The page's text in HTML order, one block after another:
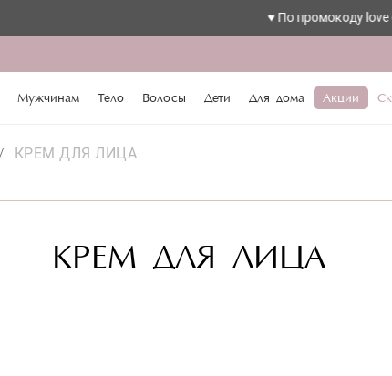
♥️ По промокоду love скидка
Мужчинам Тело Волосы Дети Для дома Акции
КРЕМ ДЛЯ ЛИЦА
КРЕМ ДЛЯ ЛИЦА